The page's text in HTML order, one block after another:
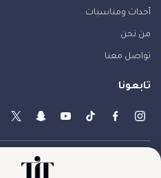
أحداث ومناسبات
من نحن
تواصل معنا
تابعونا
theJewelryTales © جميع الحقوق محفوظة